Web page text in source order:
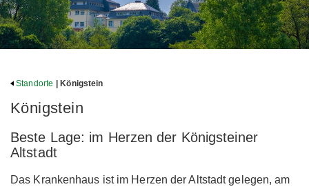
Standorte | Königstein
Königstein
Beste Lage: im Herzen der Königsteiner
Altstadt
Das Krankenhaus ist im Herzen der Altstadt gelegen, am